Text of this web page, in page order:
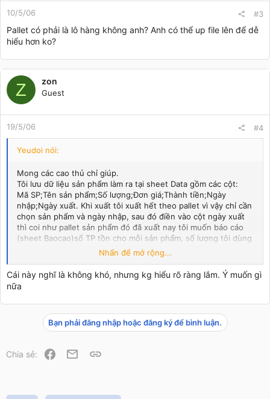
10/5/06 #3
Pallet có phải là lô hàng không anh? Anh có thể up file lên để dễ
hiểu hơn ko?
Z zon
Guest
19/5/06 #4
Yeudoi nói:
Mong các cao thủ chỉ giúp.
Tôi lưu dữ liệu sản phẩm làm ra tại sheet Data gồm các cột:
Mã SP;Tên sản phẩm;Số lượng;Đơn giá;Thành tiền;Ngày
nhập;Ngày xuất. Khi xuất tôi xuất hết theo pallet vì vậy chỉ cần
chọn sản phẩm và ngày nhập, sau đó điền vào cột ngày xuất
thì coi như pallet sản phẩm đó đã xuất nay tôi muốn báo cáo
(sheet Baocao)số TP tồn cho mỗi sản phẩm, số lượng tôi dùng
Macro hàm sumif nhưng tôi muốn chỉ tính đến dòng có cột tên
sản phẩm thì thôi và dừng lại không tính tiếp và chỉ gán cho
giá trị vậy phải làm như thế nào.Xin cảm ơn trước.
Nhấn để mở rộng...
Cái này nghĩ là không khó, nhưng kg hiểu rõ ràng lắm. Ý muốn gì
nữa
Bạn phải đăng nhập hoặc đăng ký để bình luận.
Chia sẻ: Facebook
Email